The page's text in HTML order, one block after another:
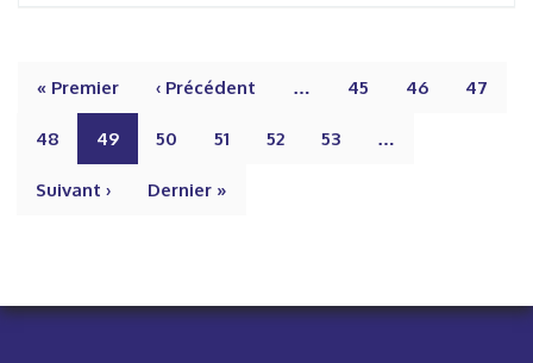
« Premier ‹ Précédent … 45 46 47
48 49 50 51 52 53 …
Suivant › Dernier »